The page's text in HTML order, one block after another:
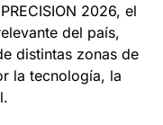
2026, el
del país,
distintas zonas de
la tecnología, la